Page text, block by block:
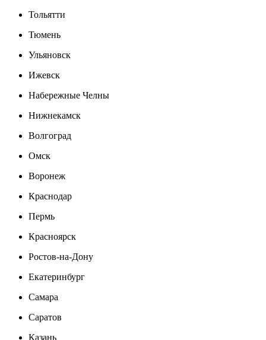
Тольятти
Тюмень
Ульяновск
Ижевск
Набережные Челны
Нижнекамск
Волгоград
Омск
Воронеж
Краснодар
Пермь
Красноярск
Ростов-на-Дону
Екатеринбург
Самара
Саратов
Казань